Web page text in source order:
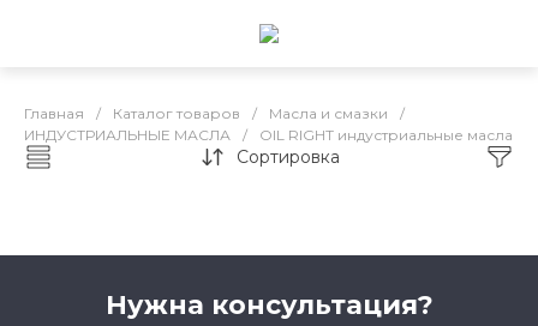
Главная / Каталог товаров / Масла и смазки
/
ИНДУСТРИАЛЬНЫЕ МАСЛА
/ OIL RIGHT индустриальные масла
Каталог товаров
Сортировка
Нужна консультация?